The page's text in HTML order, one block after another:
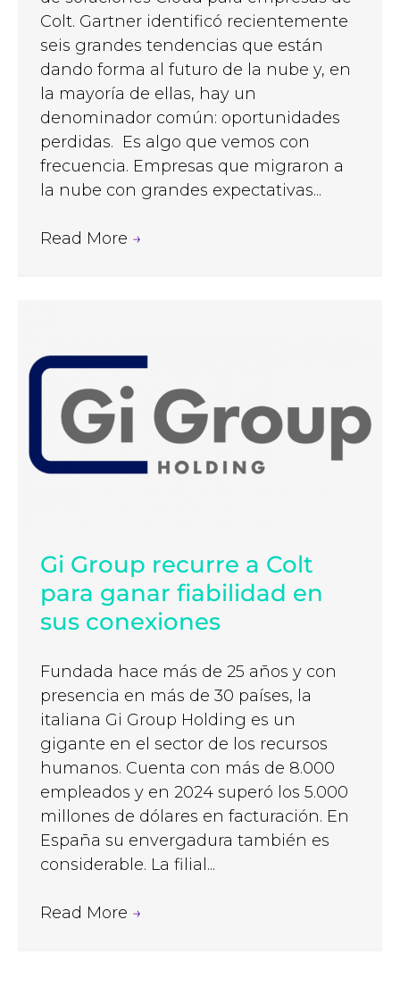
Colt. Gartner identificó recientemente
seis grandes tendencias que están
dando forma al futuro de la nube y, en
la mayoría de ellas, hay un
denominador común: oportunidades
perdidas. Es algo que vemos con
frecuencia. Empresas que migraron a
la nube con grandes expectativas...
Read More →
Gi Group recurre a Colt
para ganar fiabilidad en
sus conexiones
Fundada hace más de 25 años y con
presencia en más de 30 países, la
italiana Gi Group Holding es un
gigante en el sector de los recursos
humanos. Cuenta con más de 8.000
empleados y en 2024 superó los 5.000
millones de dólares en facturación. En
España su envergadura también es
considerable. La filial...
Read More →